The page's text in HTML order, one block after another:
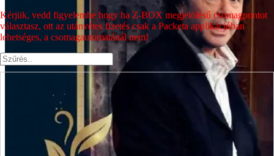
Kérjük, vedd figyelembe hogy ha Z-BOX megjelölésű csomagpontot
választasz, ott az utánvétes fizetés csak a Packeta applikációban
lehetséges, a csomagautomatánál nem!